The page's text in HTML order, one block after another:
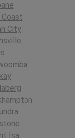
Coast
City
Isa